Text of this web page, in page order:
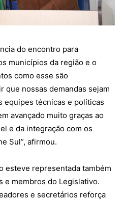
do encontro para
municípios da região e o
como esse são
que nossas demandas sejam
equipes técnicas e políticas
avançado muito graças ao
e da integração com os
Sul”, afirmou.
esteve representada também
e membros do Legislativo.
e secretários reforça